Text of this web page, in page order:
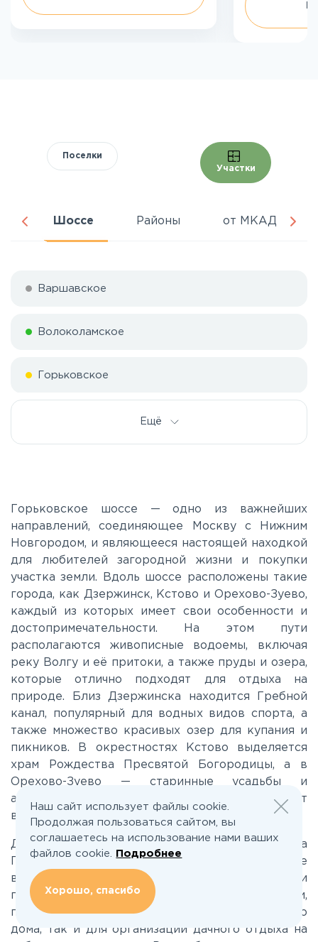
Поселки
Участки
Шоссе Районы от МКАД
Варшавское
Волоколамское
Горьковское
Калужское
Каширское
Киевское
Ленинградское
Лихачевское
Минское
Можайское
Новорижское
Новорязанское
Носовихинское
Ещё
Горьковское шоссе — одно из важнейших
направлений, соединяющее Москву с Нижним
Новгородом, и являющееся настоящей находкой
для любителей загородной жизни и покупки
участка земли. Вдоль шоссе расположены такие
города, как Дзержинск, Кстово и Орехово-Зуево,
каждый из которых имеет свои особенности и
достопримечательности. На этом пути
располагаются живописные водоемы, включая
реку Волгу и её притоки, а также пруды и озера,
которые отлично подходят для отдыха на
природе. Близ Дзержинска находится Гребной
канал, популярный для водных видов спорта, а
также множество красивых озер для купания и
пикников. В окрестностях Кстово выделяется
храм Рождества Пресвятой Богородицы, а в
Орехово-Зуево — старинные усадьбы и
архитектурные памятники, которые привлекают
внимание ценителей истории.
Для тех, кто желает купить земельный участок на
Горьковском шоссе, открываются отличные
возможности. Здесь можно найти
привлекательные варианты для покупки,
подходящие как для строительства загородного
дома, так и для организации дачного отдыха на
Наш сайт использует файлы cookie.
Продолжая пользоваться сайтом, вы
соглашаетесь на использование нами ваших
файлов cookie.
Подробнее
Хорошо, спасибо